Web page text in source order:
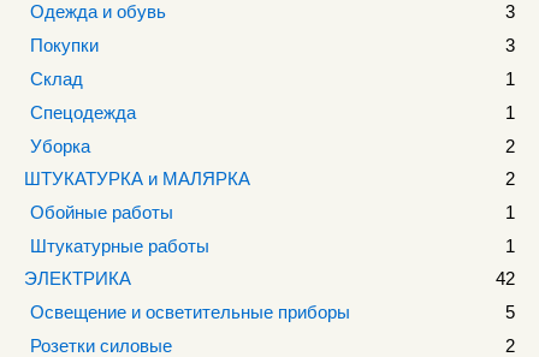
Одежда и обувь
3
Покупки
3
Склад
1
Спецодежда
1
Уборка
2
ШТУКАТУРКА и МАЛЯРКА
2
Обойные работы
1
Штукатурные работы
1
ЭЛЕКТРИКА
42
Освещение и осветительные приборы
5
Розетки силовые
2